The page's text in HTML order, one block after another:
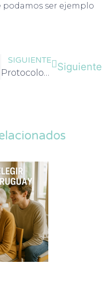
podamos ser ejemplo
SIGUIENTE
Protocolos de actuación en las Residencias de adultos mayores frente al Covid-19 Siguiente